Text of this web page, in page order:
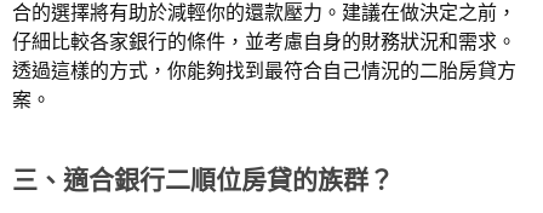
合的選擇將有助於減輕你的還款壓力。建議在做決定之前，
仔細比較各家銀行的條件，並考慮自身的財務狀況和需求。
透過這樣的方式，你能夠找到最符合自己情況的二胎房貸方
案。
三、適合銀行二順位房貸的族群？